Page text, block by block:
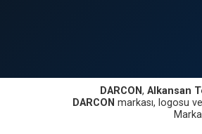
DARCON, Alkansan
DARCON markası, logosu